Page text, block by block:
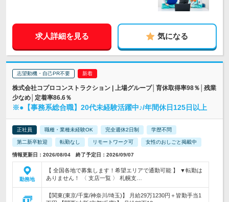
求人詳細を見る 気になる
志望動機・自己PR不要
株式会社コプロコンストラクション | 上場グループ│育休取得率98％│残業
少なめ│定着率86.6％
※●【事務系総合職】20代未経験活躍中♪/年間休日125日以上
正社員 職種・業種未経験OK 完全週休2日制 学歴不問
第二新卒歓迎 転勤なし リモートワーク可 女性のおしごと掲載中
情報更新日：2026/08/04 終了予定日：2026/09/07
勤務地
【 全国各地で募集します！希望エリアで通勤可能 】 ▼転勤は
ありません！ 〈 支店一覧 〉 札幌支…
【関東(東京/千葉/神奈川/埼玉)】 月給29万1230円＋皆勤手当1